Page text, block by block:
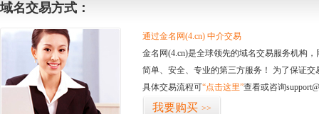
域名交易方式：
通过金名网(4.cn) 中介交易
金名网(4.cn)是全球领先的域名交易服务机构
简单、安全、专业的第三方服务！ 为了保证
具体交易流程可“点击这里”查看或咨询
我要购买 >>